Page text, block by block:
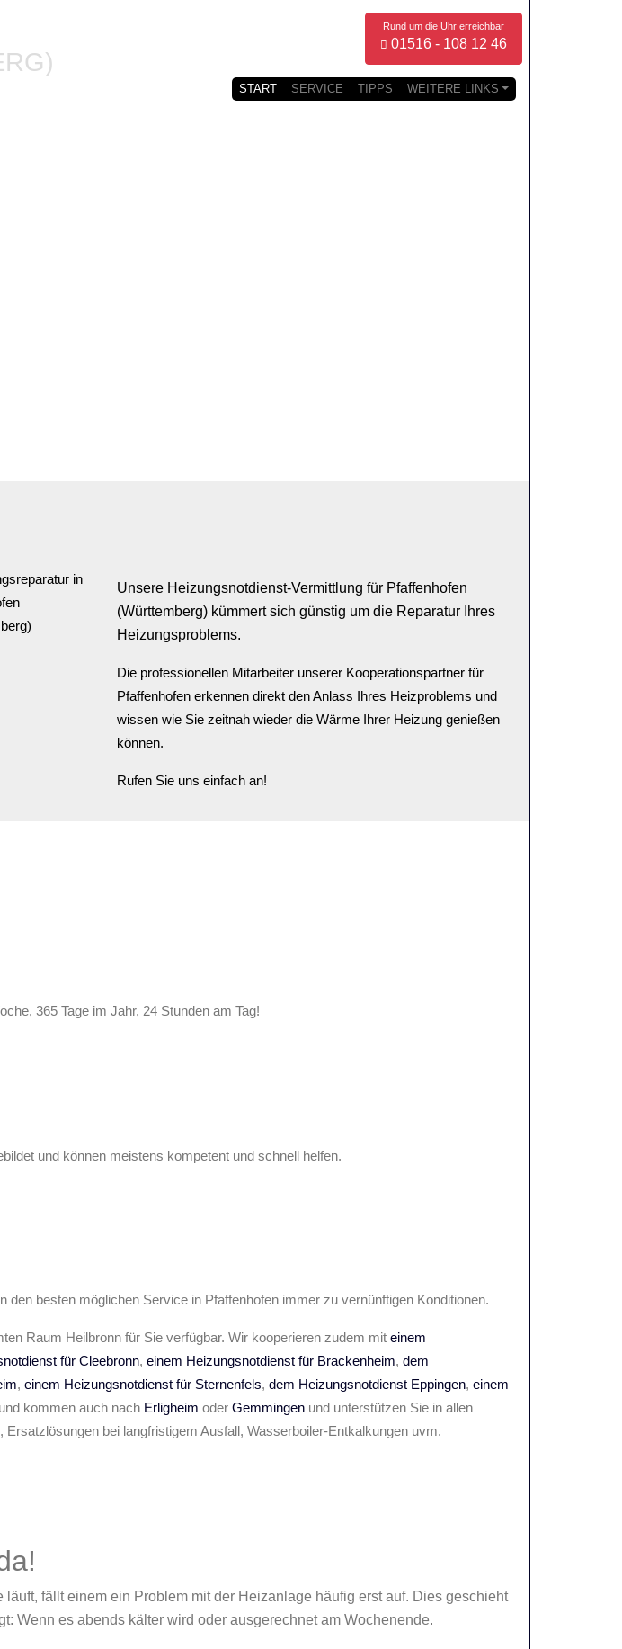
Rund um die Uhr erreichbar
01516 - 108 12 46
START SERVICE TIPPS WEITERE LINKS
Unsere Heizungsnotdienst-Vermittlung für Pfaffenhofen
(Württemberg) kümmert sich günstig um die Reparatur Ihres
Heizungsproblems.
Die professionellen Mitarbeiter unserer Kooperationspartner für
Pfaffenhofen erkennen direkt den Anlass Ihres Heizproblems und
wissen wie Sie zeitnah wieder die Wärme Ihrer Heizung genießen
können.
Rufen Sie uns einfach an!
365 Tage im Jahr, 24 Stunden am Tag!
und können meistens kompetent und schnell helfen.
besten möglichen Service in Pfaffenhofen immer zu vernünftigen Konditionen.
Raum Heilbronn für Sie verfügbar. Wir kooperieren zudem mit einem
für Cleebronn, einem Heizungsnotdienst für Brackenheim, dem
, einem Heizungsnotdienst für Sternenfels, dem Heizungsnotdienst Eppingen, einem
kommen auch nach Erligheim oder Gemmingen und unterstützen Sie in allen
bei langfristigem Ausfall, Wasserboiler-Entkalkungen uvm.
fällt einem ein Problem mit der Heizanlage häufig erst auf. Dies geschieht
Wenn es abends kälter wird oder ausgerechnet am Wochenende.